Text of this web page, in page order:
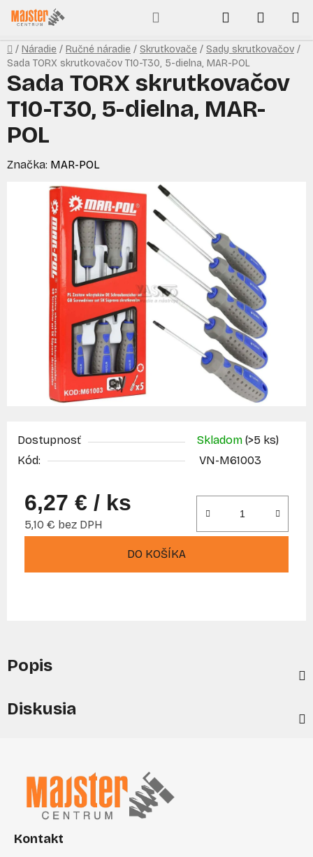
Prejsť
na
obsah
Hľadať
KOŠÍK
Domov
/ Náradie / Ručné náradie / Skrutkovače / Sady skrutkovačov /
Sada TORX skrutkovačov T10-T30, 5-dielna, MAR-POL
Dostupnosť Skladom (>5 ks)
Kód:
VN-M61003
6,27 € / ks
5,10 € bez DPH
DO KOŠÍKA
Sada TORX skrutkovačov
T10-T30, 5-dielna, MAR-
POL
Značka: MAR-POL
Popis
Diskusia
Kontakt